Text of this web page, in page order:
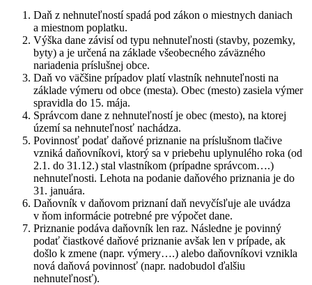
Daň z nehnuteľností spadá pod zákon o miestnych daniach
a miestnom poplatku.
Výška dane závisí od typu nehnuteľnosti (stavby, pozemky,
byty) a je určená na základe všeobecného záväzného
nariadenia príslušnej obce.
Daň vo väčšine prípadov platí vlastník nehnuteľnosti na
základe výmeru od obce (mesta). Obec (mesto) zasiela výmer
spravidla do 15. mája.
Správcom dane z nehnuteľností je obec (mesto), na ktorej
území sa nehnuteľnosť nachádza.
Povinnosť podať daňové priznanie na príslušnom tlačive
vzniká daňovníkovi, ktorý sa v priebehu uplynulého roka (od
2.1. do 31.12.) stal vlastníkom (prípadne správcom….)
nehnuteľnosti. Lehota na podanie daňového priznania je do
31. januára.
Daňovník v daňovom priznaní daň nevyčísľuje ale uvádza
v ňom informácie potrebné pre výpočet dane.
Priznanie podáva daňovník len raz. Následne je povinný
podať čiastkové daňové priznanie avšak len v prípade, ak
došlo k zmene (napr. výmery….) alebo daňovníkovi vznikla
nová daňová povinnosť (napr. nadobudol ďalšiu
nehnuteľnosť).